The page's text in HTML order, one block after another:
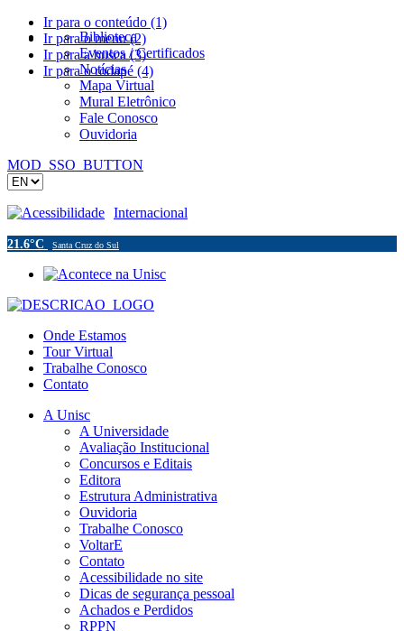
Ir para o conteúdo (1)
Ir para o menu (2)
Ir para a busca (3)
Ir para o rodapé (4)
Biblioteca
Eventos / Certificados
Notícias
Mapa Virtual
Mural Eletrônico
Fale Conosco
Ouvidoria
MOD_SSO_BUTTON
Acessibilidade Internacional
21.6°C Santa Cruz do Sul
Onde Estamos
Tour Virtual
Trabalhe Conosco
Contato
A Unisc
A Universidade
Avaliação Institucional
Concursos e Editais
Editora
Estrutura Administrativa
Ouvidoria
Trabalhe Conosco
VoltarE
Contato
Acessibilidade no site
Dicas de segurança pessoal
Achados e Perdidos
RPPN